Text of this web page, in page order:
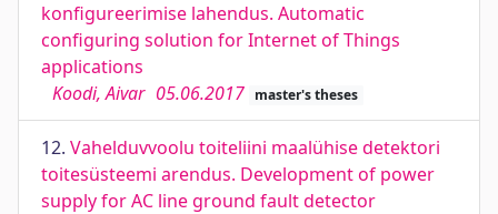
konfigureerimise lahendus. Automatic
configuring solution for Internet of Things
applications
Koodi, Aivar 05.06.2017 master's theses
12. Vahelduvvoolu toiteliini maalühise detektori
toitesüsteemi arendus. Development of power
supply for AC line ground fault detector